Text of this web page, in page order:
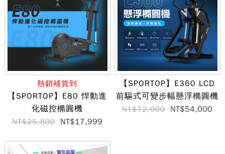
熱銷補貨到
【SPORTOP】E80 悍動進
化磁控橢圓機
NT$25,800 NT$17,999
【SPORTOP】E360 LCD
前驅式可變步幅懸浮橢圓機
NT$72,000 NT$54,000